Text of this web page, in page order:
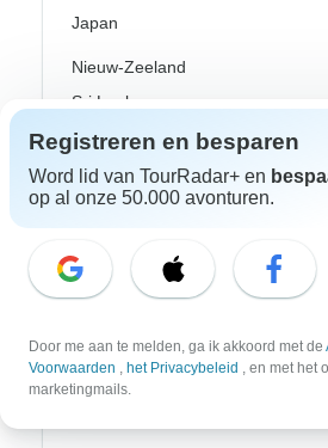
Japan
Nieuw-Zeeland
Sri Lanka
Tanzania
Thailand
Denemarken
Griekenland
Registreren en besparen
Word lid van TourRadar+ en
op al onze 50.000 avonturen.
Door me aan te melden, ga ik akkoord met de
Voorwaarden , het Privacybeleid , en met het
marketingmails.